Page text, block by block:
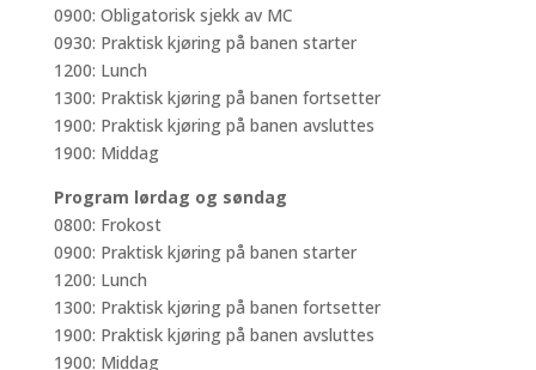
0900: Obligatorisk sjekk av MC
0930: Praktisk kjøring på banen starter
1200: Lunch
1300: Praktisk kjøring på banen fortsetter
1900: Praktisk kjøring på banen avsluttes
1900: Middag
Program lørdag og søndag
0800: Frokost
0900: Praktisk kjøring på banen starter
1200: Lunch
1300: Praktisk kjøring på banen fortsetter
1900: Praktisk kjøring på banen avsluttes
1900: Middag